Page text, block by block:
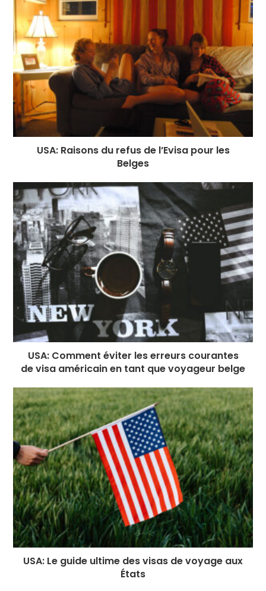
USA: Raisons du refus de l’Evisa pour les
Belges
USA: Comment éviter les erreurs courantes
de visa américain en tant que voyageur belge
USA: Le guide ultime des visas de voyage aux
États